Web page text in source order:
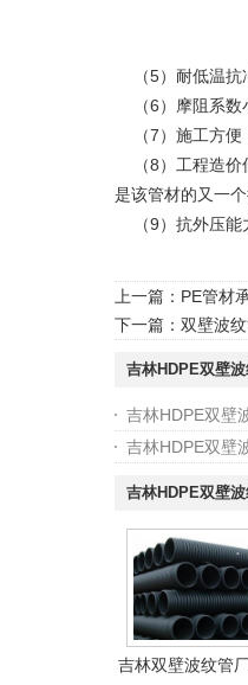
（5）耐低温抗
（6）摩阻系数
（7）施工方便
（8）工程造价
是该管材的又一个
（9）抗外压能
上一篇： PE管材
下一篇： 双壁波
吉林HDPE双壁
吉林HDPE双壁
吉林HDPE双壁
吉林HDPE双壁
吉林双壁波纹管